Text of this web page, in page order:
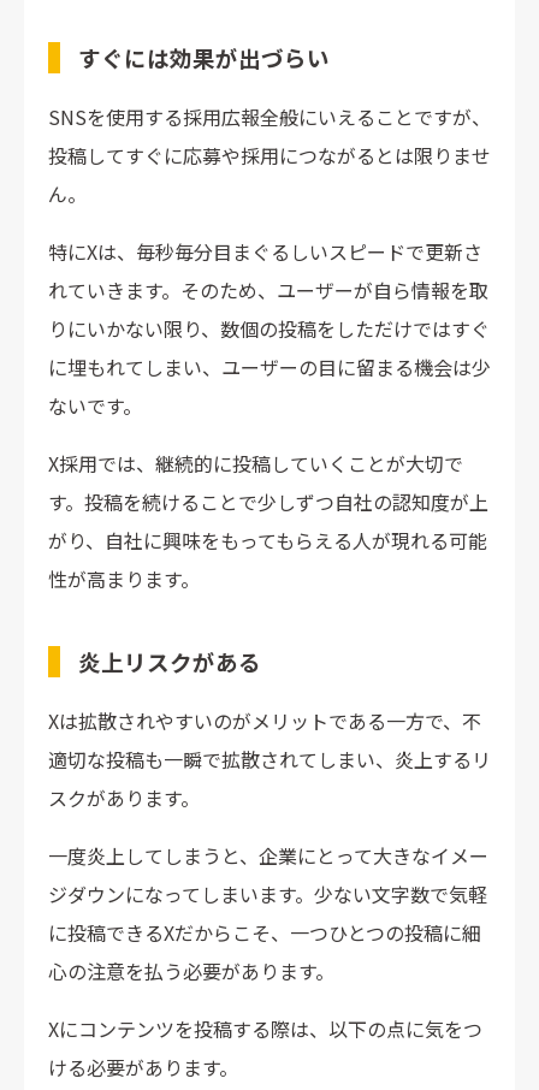
すぐには効果が出づらい
SNSを使用する採用広報全般にいえることですが、
投稿してすぐに応募や採用につながるとは限りませ
ん。
特にXは、毎秒毎分目まぐるしいスピードで更新さ
れていきます。そのため、ユーザーが自ら情報を取
りにいかない限り、数個の投稿をしただけではすぐ
に埋もれてしまい、ユーザーの目に留まる機会は少
ないです。
X採用では、継続的に投稿していくことが大切で
す。投稿を続けることで少しずつ自社の認知度が上
がり、自社に興味をもってもらえる人が現れる可能
性が高まります。
炎上リスクがある
Xは拡散されやすいのがメリットである一方で、不
適切な投稿も一瞬で拡散されてしまい、炎上するリ
スクがあります。
一度炎上してしまうと、企業にとって大きなイメー
ジダウンになってしまいます。少ない文字数で気軽
に投稿できるXだからこそ、一つひとつの投稿に細
心の注意を払う必要があります。
Xにコンテンツを投稿する際は、以下の点に気をつ
ける必要があります。